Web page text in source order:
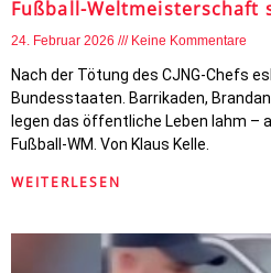
Fußball-Weltmeisterschaft
24. Februar 2026 Keine Kommentare
Nach der Tötung des CJNG-Chefs
Bundesstaaten. Barrikaden,
legen das öffentliche Leben lahm –
Fußball-WM. Von Klaus Kelle.
WEITERLESEN